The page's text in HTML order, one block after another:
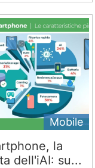
Mobile
la
dell'iAI: su...